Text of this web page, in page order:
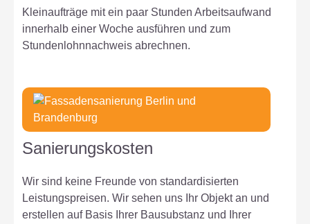
Kleinaufträge mit ein paar Stunden Arbeitsaufwand
innerhalb einer Woche ausführen und zum
Stundenlohnnachweis abrechnen.
Sanierungskosten
Wir sind keine Freunde von standardisierten
Leistungspreisen. Wir sehen uns Ihr Objekt an und
erstellen auf Basis Ihrer Bausubstanz und Ihrer